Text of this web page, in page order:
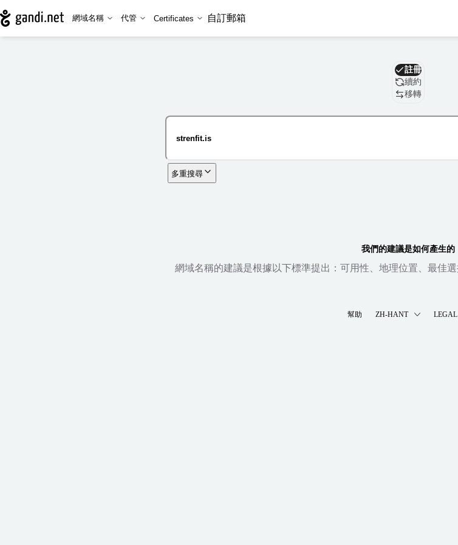
網域名稱 代管 Certificates 自訂郵箱
域名註冊
續約
移轉
多重搜尋
我們的建議是如何產生的
網域名稱的建議是根據以下標準提出：可用性、地理位置、最佳
幫助 ZH-HANT LEGAL